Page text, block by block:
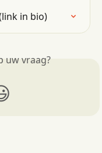
in bio)
uw vraag?